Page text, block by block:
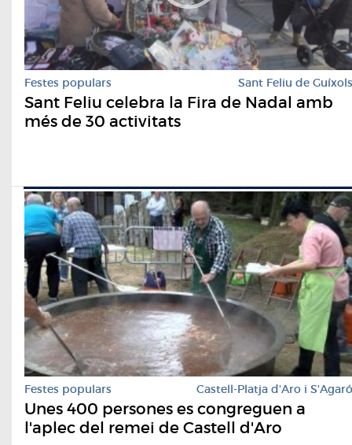
Festes populars Sant Feliu de Guíxols
Sant Feliu celebra la Fira de Nadal amb
més de 30 activitats
Festes populars Castell-Platja d'Aro i S'Agaró
Unes 400 persones es congreguen a
l'aplec del remei de Castell d'Aro